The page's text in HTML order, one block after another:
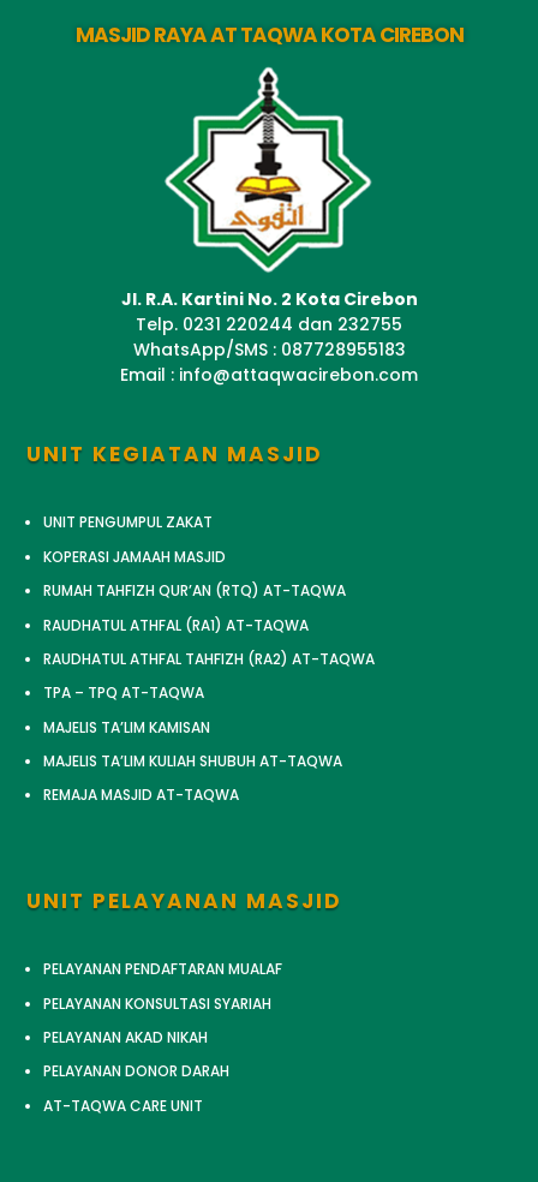
MASJID RAYA AT TAQWA KOTA CIREBON
Jl. R.A. Kartini No. 2 Kota Cirebon
Telp. 0231 220244 dan 232755
WhatsApp/SMS : 087728955183
Email : info@attaqwacirebon.com
UNIT KEGIATAN MASJID
UNIT PENGUMPUL ZAKAT
KOPERASI JAMAAH MASJID
RUMAH TAHFIZH QUR’AN (RTQ) AT-TAQWA
RAUDHATUL ATHFAL (RA1) AT-TAQWA
RAUDHATUL ATHFAL TAHFIZH (RA2) AT-TAQWA
TPA – TPQ AT-TAQWA
MAJELIS TA’LIM KAMISAN
MAJELIS TA’LIM KULIAH SHUBUH AT-TAQWA
REMAJA MASJID AT-TAQWA
UNIT PELAYANAN MASJID
PELAYANAN PENDAFTARAN MUALAF
PELAYANAN KONSULTASI SYARIAH
PELAYANAN AKAD NIKAH
PELAYANAN DONOR DARAH
AT-TAQWA CARE UNIT